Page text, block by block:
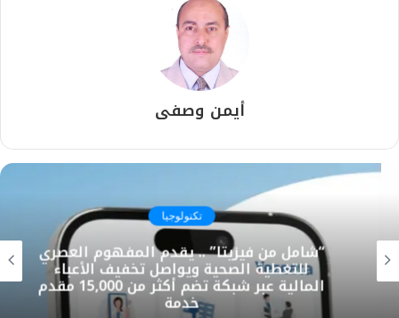
أيمن وصفى
تكنولوجيا
“شامل من فيزيتا” .. يقدم المفهوم العصري
للتغطية الصحية ويواصل تخفيف الأعباء
المالية عبر شبكة تضم أكثر من 15,000 مقدم
خدمة